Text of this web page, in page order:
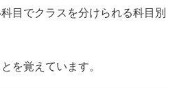
目でクラスを分けられる科目別
を覚えています。